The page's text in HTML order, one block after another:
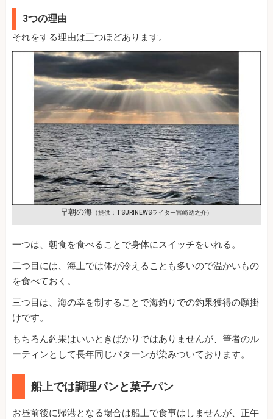
3つの理由
それをする理由は三つほどあります。
早朝の海 （提供：TSURINEWSライター宮崎逝之介）
一つは、朝食を食べることで身体にスイッチをいれる。
二つ目には、海上では体が冷えることも多いので温かいもの
を食べておく。
三つ目は、海の幸を制することで海釣りでの釣果獲得の願掛
けです。
もちろん釣果はいいときばかりではありませんが、筆者のル
ーティンとして長年同じパターンが染みついております。
船上では調理パンと菓子パン
お昼前後に帰港となる場合は船上で食事はしませんが、正午